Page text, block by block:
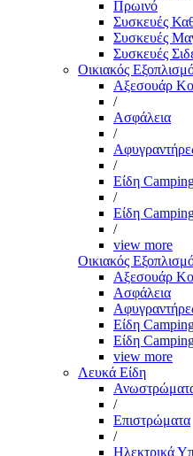
Πρωινό
Συσκευές
Συσκευές
Συσκευές
Οικιακός
Αξεσουάρ
/
Ασφάλεια
/
/
Είδη
/
Είδη
/
view more
Οικιακός
Αξεσουάρ
Ασφάλεια
Είδη
Είδη
view more
Λευκά Είδη
/
Επιστρώματα
/
Ηλεκτρικά